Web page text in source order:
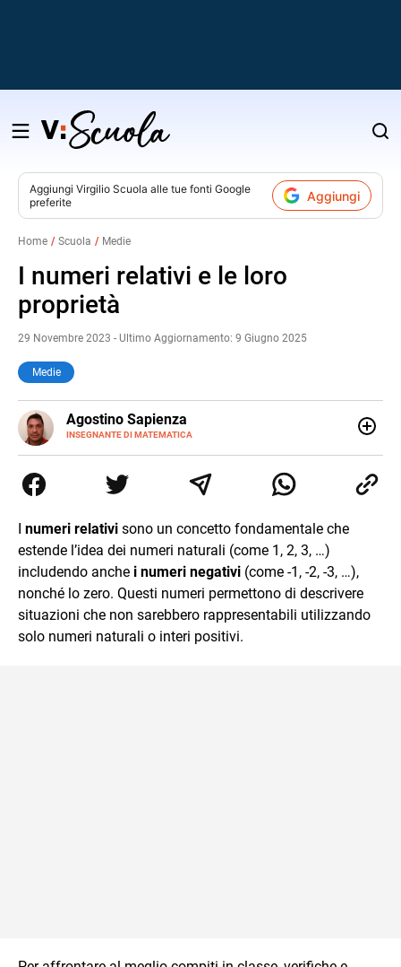
Salta
contenuto
Aggiungi Virgilio Scuola alle tue fonti Google
preferite
Aggiungi
Home Scuola Medie
I numeri relativi e le loro
proprietà
29 Novembre 2023 - Ultimo Aggiornamento: 9 Giugno 2025
Medie
Agostino Sapienza
INSEGNANTE DI MATEMATICA
E-
MAIL
LINKEDIN
Tommaso Gulli. Ho conseguito la laurea triennale in
Relazioni Internazionali a Messina e in Economia
commercialisti sono stato chiamato per una supplenza
covid nella classe di insegnamento A47. Ho poi
conseguito l'abilitazione a Trieste nel sostegno e sono
entrato di ruolo nel 2023
I numeri relativi sono un concetto fondamentale che
estende l’idea dei numeri naturali (come 1, 2, 3, …)
includendo anche i numeri negativi (come -1, -2, -3, …),
nonché lo zero. Questi numeri permettono di descrivere
situazioni che non sarebbero rappresentabili utilizzando
solo numeri naturali o interi positivi.